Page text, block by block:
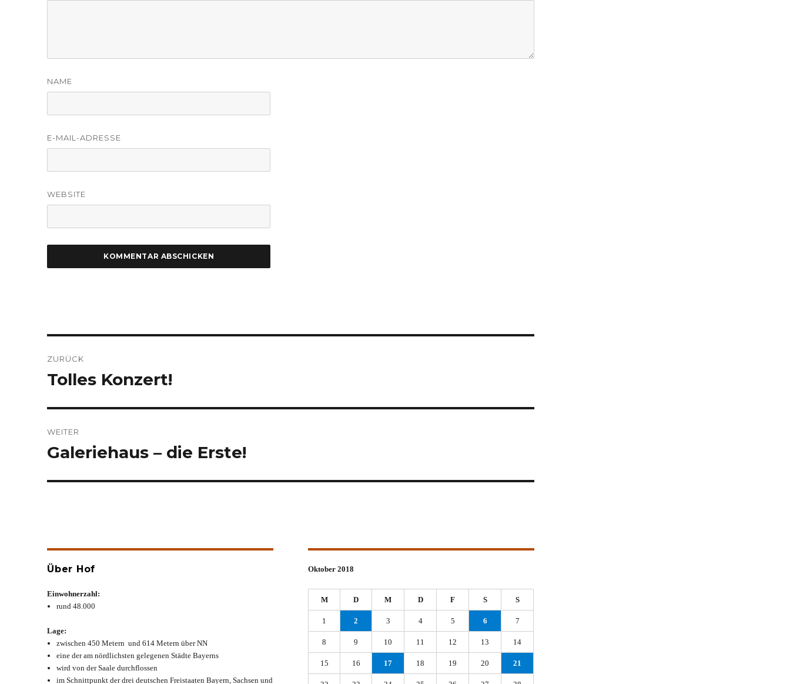
NAME
E-MAIL-ADRESSE
WEBSITE
ZURÜCK
Vorheriger
Tolles Konzert!
WEITER
Nächster
Galeriehaus – die Erste!
Über Hof
Einwohnerzahl:
rund 48.000
Lage:
zwischen 450 Metern und 614 Metern über NN
eine der am nördlichsten gelegenen Städte Bayerns
wird von der Saale durchflossen
im Schnittpunkt der drei deutschen Freistaaten Bayern, Sachsen und
Oktober 2018
M D M D F S S
1 2 3 4 5 6 7
8 9 10 11 12 13 14
15 16 17 18 19 20 21